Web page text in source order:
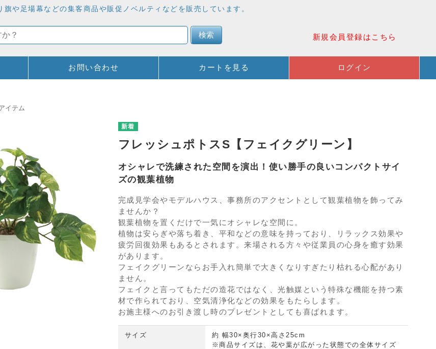
足場幕などの集客商品や販促ノベルティなどを販売しています。
検索 新規会員登録はこちら
お問い合わせ カートを見る ログイン
イテム
フレッシュポトスS【フェイクグリーン】
オシャレで洗練された空間を演出！使い勝手の良いコンパクトサイ
ズの観葉植物
完成見学会やモデルハウス、事務所のアクセントとして観葉植物を飾ってみ
ませんか？
観葉植物を置くだけで一気にオシャレな空間に。
植物は安らぎや落ち着き、平和などの意味を持っており、リラックス効果や
疲労回復効果もあるとされます。来場される方々や従業員の心身を癒す効果
があります。
フェイクグリーンならお手入れ簡単で大きくなりすぎたり枯れる心配があり
ません。
フェイクと言ってもただの造花ではなく、光触媒という特殊な機能を持つ素
材で作られており、空気清浄化などの効果をもたらします。
お施主様へのお引き渡し時のプレゼントとしても喜ばれます。
サイズ
約 幅30×奥行30×高さ25cm
※商品サイズは、花や葉が広がった状態での全体サイズ